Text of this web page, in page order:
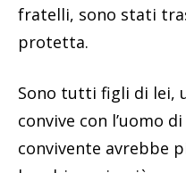
fratelli, sono stati
protetta.
Sono tutti figli di lei,
convive con l’uomo
convivente avrebbe